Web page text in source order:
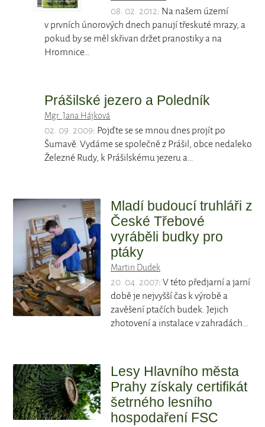
08. 02. 2012: Na našem území
v prvních únorových dnech panují třeskuté mrazy, a
pokud by se měl skřivan držet pranostiky a na
Hromnice…
Prášilské jezero a Poledník
Mgr. Jana Hájková
02. 09. 2009: Pojďte se se mnou dnes projít po
Šumavě. Vydáme se společně z Prášil, obce nedaleko
Železné Rudy, k Prášilskému jezeru a…
Mladí budoucí truhláři z
České Třebové
vyráběli budky pro
ptáky
Martin Dudek
20. 04. 2007: V této předjarní a jarní
době je nejvyšší čas k výrobě a
zavěšení ptačích budek. Jejich
zhotovení a instalace v zahradách…
Lesy Hlavního města
Prahy získaly certifikát
šetrného lesního
hospodaření FSC